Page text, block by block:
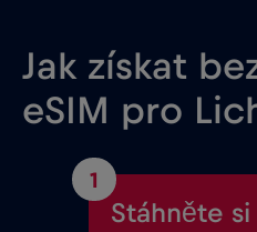
Jak získat
eSIM pro
1
Stáhněte